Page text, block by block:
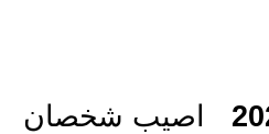
اصيب شخصان